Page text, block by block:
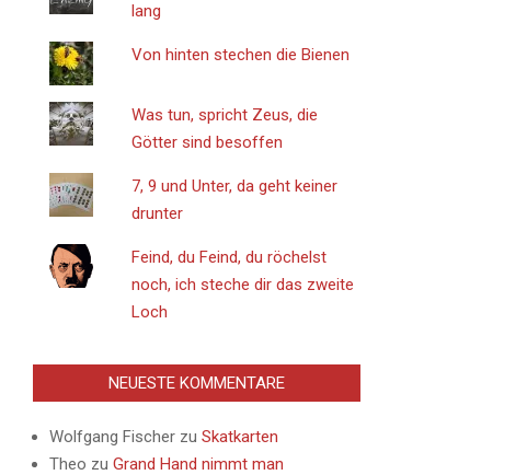
lang
Von hinten stechen die Bienen
Was tun, spricht Zeus, die
Götter sind besoffen
7, 9 und Unter, da geht keiner
drunter
Feind, du Feind, du röchelst
noch, ich steche dir das zweite
Loch
NEUESTE KOMMENTARE
Wolfgang Fischer zu Skatkarten
Theo zu Grand Hand nimmt man